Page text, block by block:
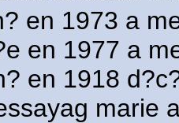
en 1973 a
en 1977 a
en 1918
marie